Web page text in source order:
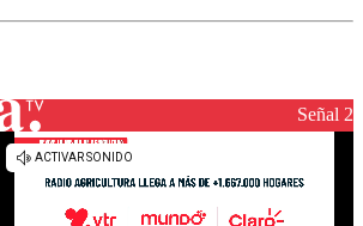
activa Alerta
Señal 2